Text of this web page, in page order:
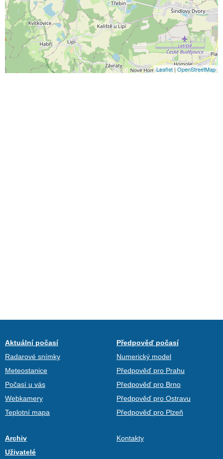
Leaflet | OpenStreetMap
Aktuální počasí
Radarové snímky
Meteostanice
Počasí u vás
Webkamery
Teplotní mapa
Předpověď počasí
Numerický model
Předpověď pro Prahu
Předpověď pro Brno
Předpověď pro Ostravu
Předpověď pro Plzeň
Archiv
Uživatelé
Kontakty